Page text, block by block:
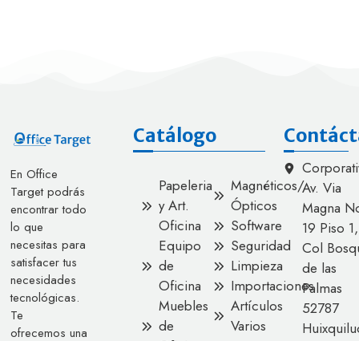
En Office
Target podrás
encontrar todo
lo que
necesitas para
satisfacer tus
necesidades
tecnológicas.
Te
ofrecemos una
Catálogo
Papeleria
y Art.
Oficina
Equipo
de
Oficina
Muebles
de
Magnéticos/
Ópticos
Software
Seguridad
Limpieza
Importaciones
Artículos
Varios
Av. Via
Magna
19 Piso 1,
Col
de las
Palmas
52787